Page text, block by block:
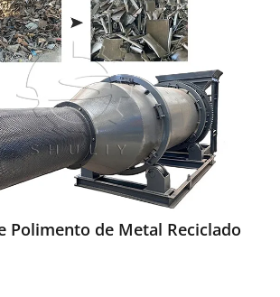
Polimento de Metal Reciclado